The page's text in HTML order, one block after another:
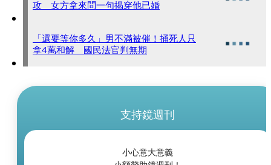
攻 女方拿來問一句揭穿他已婚
「還要等你多久」男不滿被催！捅死人只
拿4萬和解 國民法官判無期
支持鏡週刊
小心意大意義